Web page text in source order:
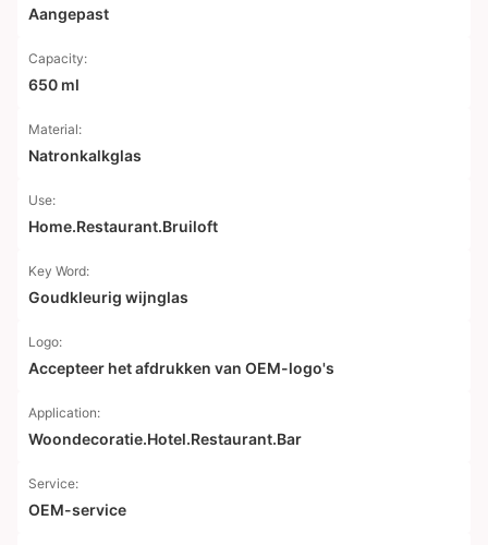
Aangepast
Capacity:
650 ml
Material:
Natronkalkglas
Use:
Home.Restaurant.Bruiloft
Key Word:
Goudkleurig wijnglas
Logo:
Accepteer het afdrukken van OEM-logo's
Application:
Woondecoratie.Hotel.Restaurant.Bar
Service:
OEM-service